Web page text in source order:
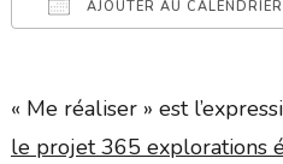
AJOUTER AU CALENDRIER
« Me réaliser » est
le projet 365 explorations